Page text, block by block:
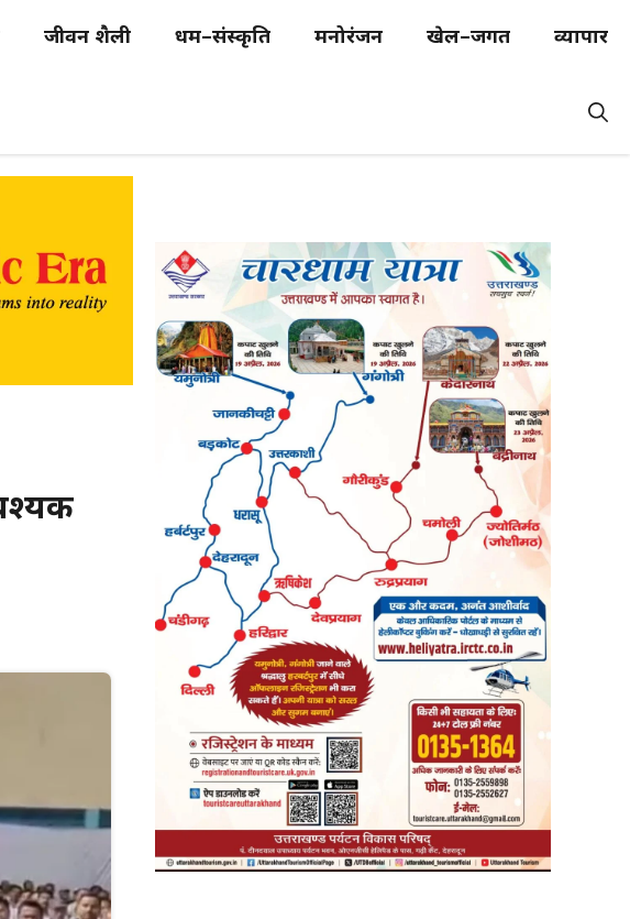
जीवन शैली धर्म–संस्कृति मनोरंजन खेल–जगत व्यापार